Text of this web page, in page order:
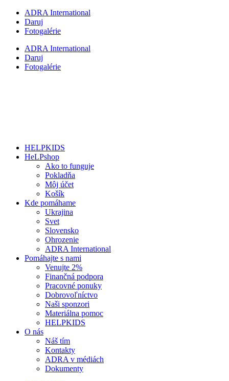
Preskočiť
obsah
ADRA International
Daruj
Fotogalérie
ADRA International
Daruj
Fotogalérie
HELPKIDS
HeLPshop
Ako to funguje
Pokladňa
Môj účet
Košík
Kde pomáhame
Ukrajina
Svet
Slovensko
Ohrozenie
ADRA International
Pomáhajte s nami
Venujte 2%
Finančná podpora
Pracovné ponuky
Dobrovoľníctvo
Naši sponzori
Materiálna pomoc
HELPKIDS
O nás
Náš tím
Kontakty
ADRA v médiách
Dokumenty